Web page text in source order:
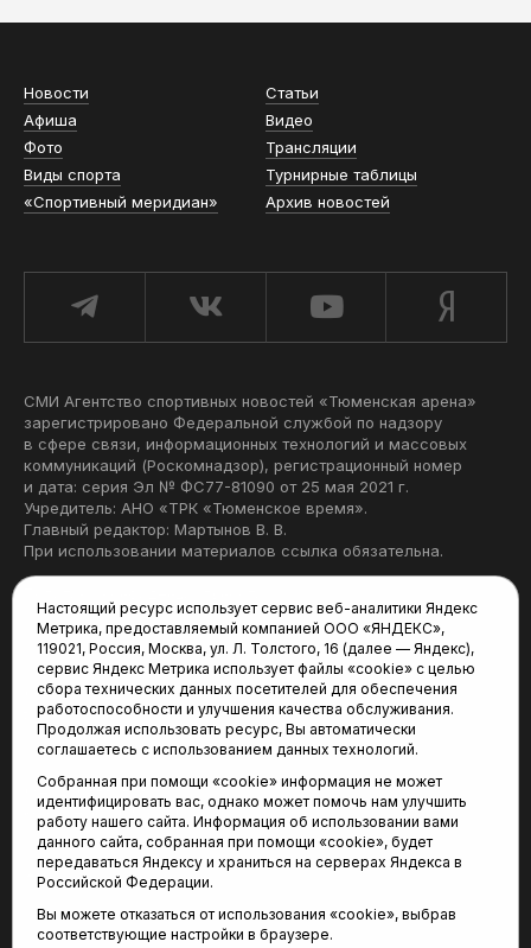
Новости
Статьи
Афиша
Видео
Фото
Трансляции
Виды спорта
Турнирные таблицы
«Спортивный меридиан»
Архив новостей
СМИ Агентство спортивных новостей «Тюменская арена»
зарегистрировано Федеральной службой по надзору
в сфере связи, информационных технологий и массовых
коммуникаций (Роскомнадзор), регистрационный номер
и дата: серия Эл № ФС77-81090 от 25 мая 2021 г.
Учредитель: АНО «ТРК «Тюменское время».
Главный редактор: Мартынов В. В.
При использовании материалов ссылка обязательна.
Редакция:
625035, Тюмень, пр. Геологоразведчиков, 28А
(3452) 68-22-28
tum-arena@mail.ru
Отдел продаж:
(3452) 68-89-78
kotovaev@sibinformburo.ru
Настоящий ресурс использует сервис веб-аналитики Яндекс
Метрика, предоставляемый компанией ООО «ЯНДЕКС»,
119021, Россия, Москва, ул. Л. Толстого, 16 (далее — Яндекс),
сервис Яндекс Метрика использует файлы «cookie» с целью
сбора технических данных посетителей для обеспечения
работоспособности и улучшения качества обслуживания.
Продолжая использовать ресурс, Вы автоматически
соглашаетесь с использованием данных технологий.
Собранная при помощи «cookie» информация не может
идентифицировать вас, однако может помочь нам улучшить
работу нашего сайта. Информация об использовании вами
данного сайта, собранная при помощи «cookie», будет
передаваться Яндексу и храниться на серверах Яндекса в
Российской Федерации.
Вы можете отказаться от использования «cookie», выбрав
соответствующие настройки в браузере.